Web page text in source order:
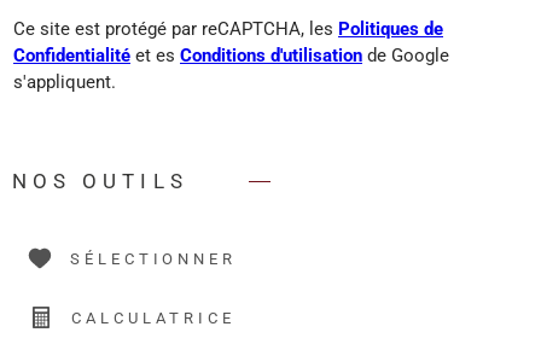
Ce site est protégé par reCAPTCHA, les Politiques de
Confidentialité et es Conditions d'utilisation de Google
s'appliquent.
NOS OUTILS
SÉLECTIONNER
CALCULATRICE